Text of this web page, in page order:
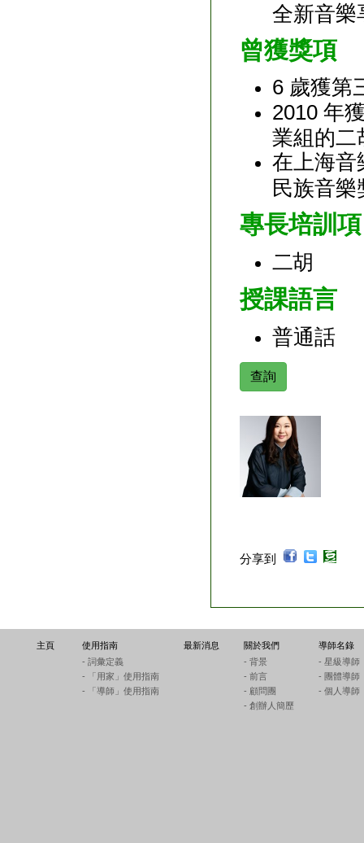
全新音樂
曾獲獎項
6 歲獲第
2010 年
業組的二
在上海音
民族音
專長培訓
二胡
授課語言
普通話
查詢
分享到
主頁
使用指南
- 詞彙定義
- 「用家」使用指南
- 「導師」使用指南
最新消息
關於我們
- 背景
- 前言
- 顧問團
- 創辦人簡歷
導師名錄
- 星級導師
- 團體導師
- 個人導師